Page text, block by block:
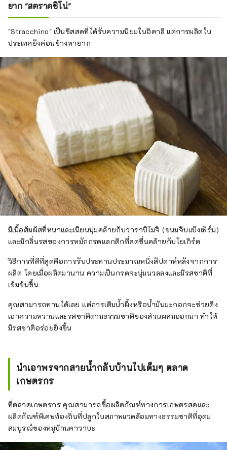
ยาก "สตราคชิโน่"
"Stracchino" เป็นชีสสดที่ได้รับความนิยมในอิตาลี แต่การผลิตใน
ประเทศยังค่อนข้างหายาก
มีเนื้อสัมผัสที่หนาและเนียนนุ่มคล้ายกับวาราบิโมจิ (ขนมจีบแป้งเฟิร์น)
และมีกลิ่นรสของการหมักกรดแลกติกที่สดชื่นคล้ายกับโยเกิร์ต
วิธีการที่ดีที่สุดคือการรับประทานประมาณหนึ่งสัปดาห์หลังจากการ
ผลิต โดยเมื่อผลิตมานาน ความเป็นกรดจะนุ่มนวลลงและมีรสชาติที่
เข้มข้นขึ้น
คุณสามารถทานได้เลย แต่การเติมน้ำผึ้งหรือน้ำมันมะกอกจะช่วยดึง
เอาความหวานและรสชาติตามธรรมชาติของส่วนผสมออกมา ทำให้
มีรสชาติอร่อยยิ่งขึ้น
นำเอาพรจากสายน้ำกลับบ้านไปเต็มๆ ตลาด
เกษตรกร
ที่ตลาดเกษตรกร คุณสามารถซื้อผลิตภัณฑ์ทางการเกษตรสดและ
ผลิตภัณฑ์พิเศษท้องถิ่นที่ปลูกในสภาพแวดล้อมทางธรรมชาติที่อุดม
สมบูรณ์ของหมู่บ้านคาวาบะ